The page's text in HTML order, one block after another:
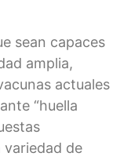
sean capaces
amplia,
actuales
“huella
de